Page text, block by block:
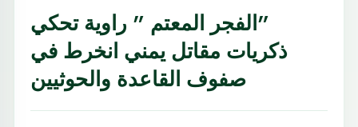
‏”الفجر المعتم ” راوية تحكي
ذكريات مقاتل يمني انخرط في
صفوف القاعدة والحوثيين